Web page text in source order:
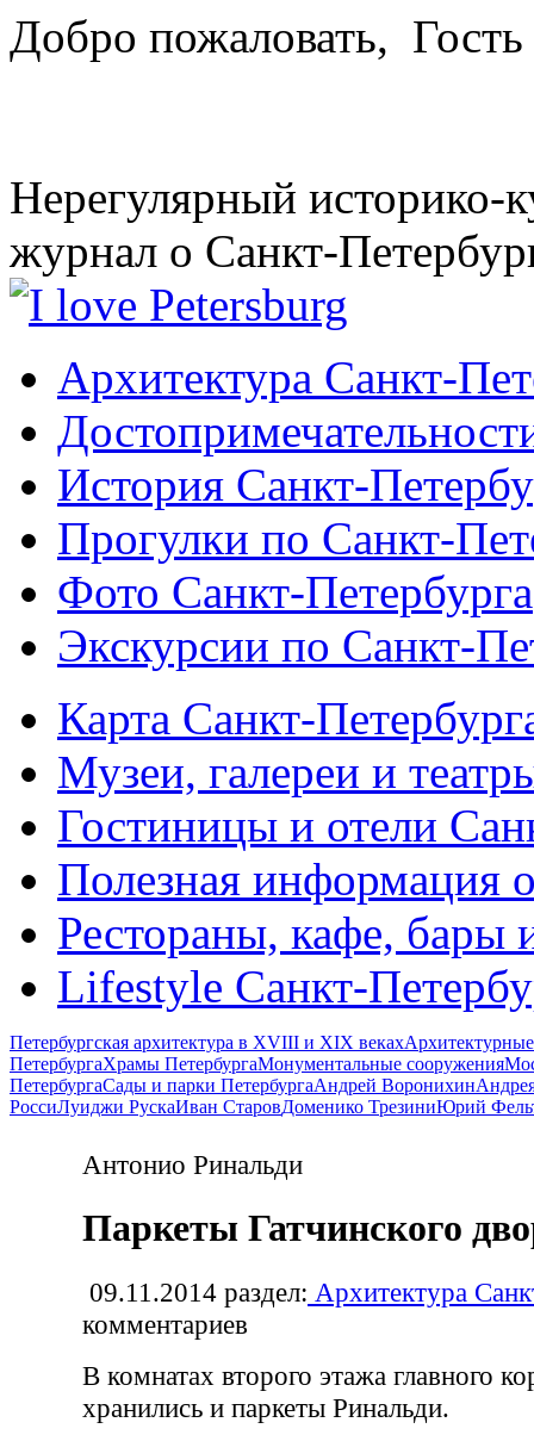
Добро пожаловать, Гость
Нерегулярный историко-
журнал о Санкт-
Архитектура Санкт-
История Санкт-
Прогулки по Санкт-
Фото Санкт-Петербурга
Экскурсии по Санкт-
Карта Санкт-
Музеи, галереи и
Гостиницы и отели
Полезная информация
Рестораны, кафе, бары
Lifestyle Санкт-
Петербургская архитектура в XVIII и XIX веках
ПетербургаХрамы ПетербургаМонументальные сооружения
ПетербургаСады и парки ПетербургаАндрей Воронихин
РоссиЛуиджи РускаИван СтаровДоменико ТрезиниЮрий
Антонио Ринальди
Паркеты Гатчинского
09.11.2014 раздел: Архитектура
комментариев
В комнатах второго этажа главного
хранились и паркеты Ринальди.